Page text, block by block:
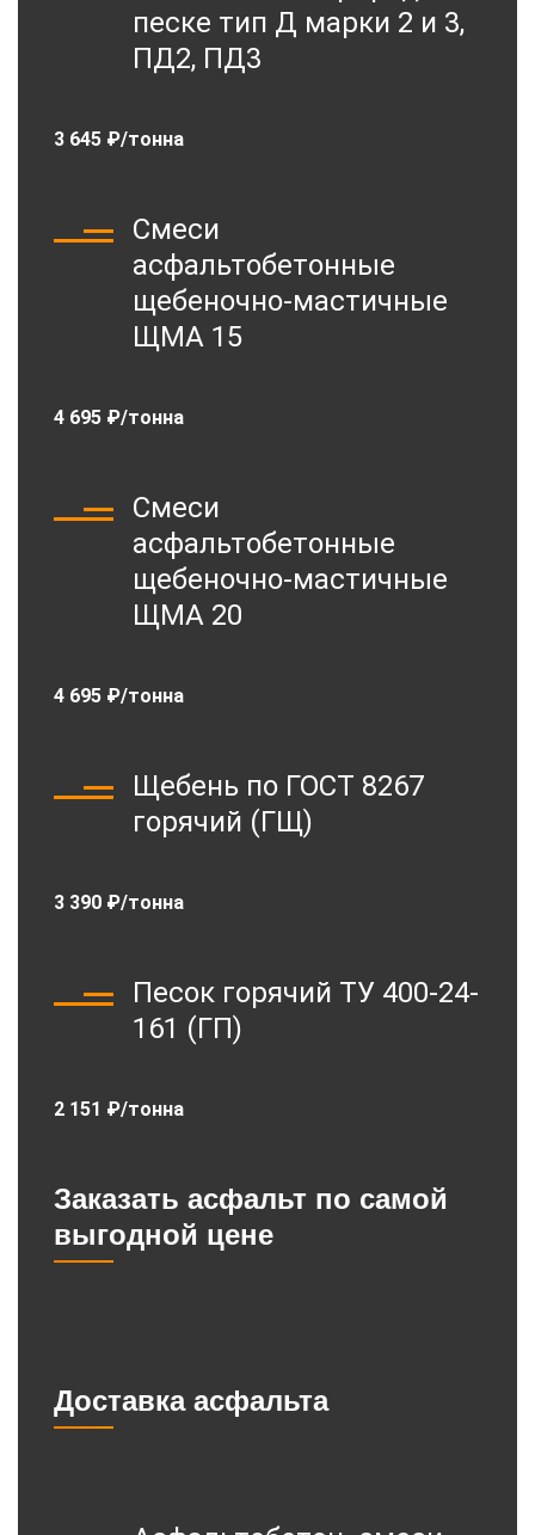
песке тип Д марки 2 и 3,
ПД2, ПД3
3 645 ₽/тонна
Смеси
асфальтобетонные
щебеночно-мастичные
ЩМА 15
4 695 ₽/тонна
Смеси
асфальтобетонные
щебеночно-мастичные
ЩМА 20
4 695 ₽/тонна
Щебень по ГОСТ 8267
горячий (ГЩ)
3 390 ₽/тонна
Песок горячий ТУ 400-24-
161 (ГП)
2 151 ₽/тонна
Заказать асфальт по самой
выгодной цене
Доставка асфальта